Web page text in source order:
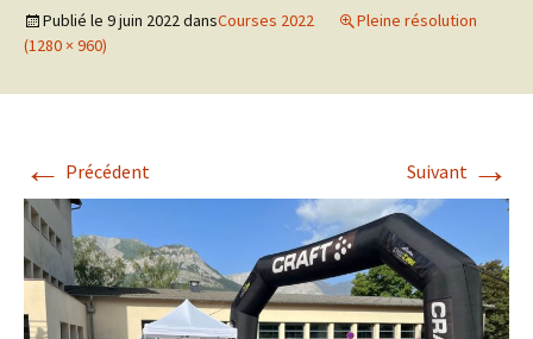
Publié le 9 juin 2022dansCourses 2022
Pleine résolution
(1280 × 960)
← Précédent Suivant →